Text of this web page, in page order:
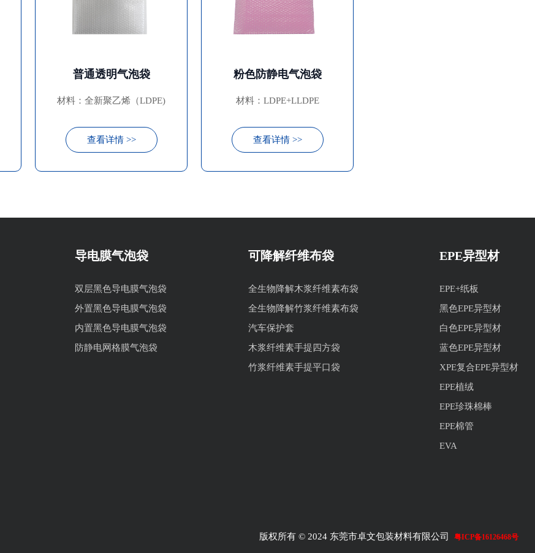
普通透明气泡袋
材料：全新聚乙烯（LDPE)
查看详情 >>
粉色防静电气泡袋
材料：LDPE+LLDPE
查看详情 >>
导电膜气泡袋
双层黑色导电膜气泡袋
外置黑色导电膜气泡袋
内置黑色导电膜气泡袋
防静电网格膜气泡袋
可降解纤维布袋
全生物降解木浆纤维素布袋
全生物降解竹浆纤维素布袋
汽车保护套
木浆纤维素手提四方袋
竹浆纤维素手提平口袋
EPE异型材
EPE+纸板
黑色EPE异型材
白色EPE异型材
蓝色EPE异型材
XPE复合EPE异型材
EPE植绒
EPE珍珠棉棒
EPE棉管
EVA
版权所有 © 2024 东莞市卓文包装材料有限公司粤ICP备16126468号